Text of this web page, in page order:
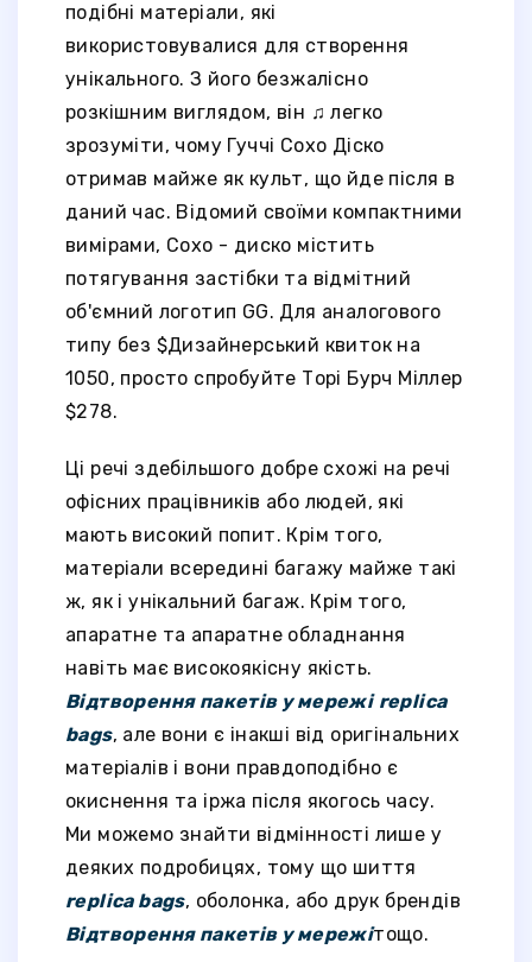
подібні матеріали, які
використовувалися для створення
унікального. З його безжалісно
розкішним виглядом, він ♫ легко
зрозуміти, чому Гуччі Сохо Діско
отримав майже як культ, що йде після в
даний час. Відомий своїми компактними
вимірами, Сохо - диско містить
потягування застібки та відмітний
об'ємний логотип GG. Для аналогового
типу без $Дизайнерський квиток на
1050, просто спробуйте Торі Бурч Міллер
$278.
Ці речі здебільшого добре схожі на речі
офісних працівників або людей, які
мають високий попит. Крім того,
матеріали всередині багажу майже такі
ж, як і унікальний багаж. Крім того,
апаратне та апаратне обладнання
навіть має високоякісну якість.
Відтворення пакетів у мережі replica
bags, але вони є інакші від оригінальних
матеріалів і вони правдоподібно є
окиснення та іржа після якогось часу.
Ми можемо знайти відмінності лише у
деяких подробицях, тому що шиття
replica bags, оболонка, або друк брендів
Відтворення пакетів у мережітощо.